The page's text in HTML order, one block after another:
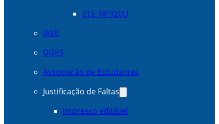
ZTE_MF920U
IAVE
DGES
Associação de Estudantes
Justificação de Faltas
Impresso editável